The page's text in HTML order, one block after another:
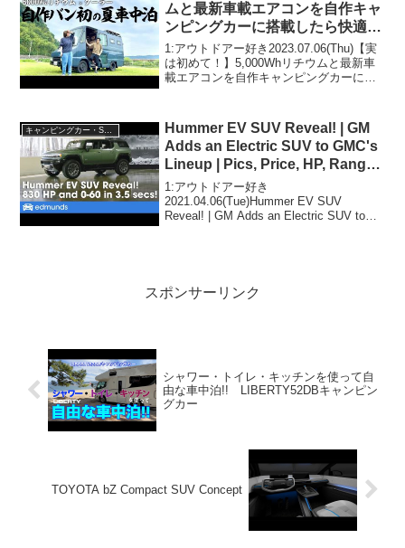
ムと最新車載エアコンを自作キャ
ンピングカーに搭載したら快適に
車中泊出来るのか！？EcoFlow
WAVE2
1:アウトドアー好き2023.07.06(Thu)【実
は初めて！】5,000Whリチウムと最新車
載エアコンを自作キャンピングカーに搭
ぞ、見逃さないで！！2:アウ...
キャンピングカー・SUV人気車種
Hummer EV SUV Reveal! | GM
Adds an Electric SUV to GMC's
Lineup | Pics, Price, HP, Range
& More
1:アウトドアー好き
2021.04.06(Tue)Hummer EV SUV
Reveal! | GM Adds an Electric SUV to
スポンサーリンク
シャワー・トイレ・キッチンを使って自
由な車中泊!! LIBERTY52DBキャンピン
グカー
TOYOTA bZ Compact SUV Concept